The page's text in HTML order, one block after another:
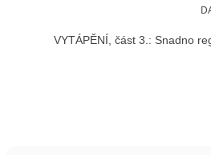
VYTÁPĚNÍ, část 3.: Snadno